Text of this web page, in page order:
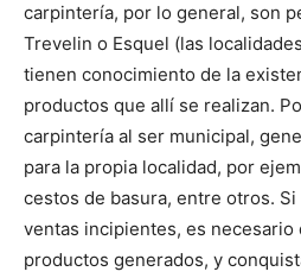
carpintería, por lo general, son
Trevelin o Esquel (las
tienen conocimiento de la
productos que allí se realizan.
carpintería al ser municipal,
para la propia localidad, por
cestos de basura, entre otros.
ventas incipientes, es necesario
productos generados, y